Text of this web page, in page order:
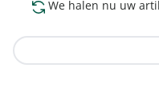
We halen nu uw